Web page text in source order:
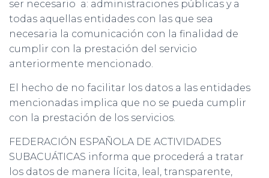
ser necesario a: administraciones públicas y a
todas aquellas entidades con las que sea
necesaria la comunicación con la finalidad de
cumplir con la prestación del servicio
anteriormente mencionado.
El hecho de no facilitar los datos a las entidades
mencionadas implica que no se pueda cumplir
con la prestación de los servicios.
FEDERACIÓN ESPAÑOLA DE ACTIVIDADES
SUBACUÁTICAS informa que procederá a tratar
los datos de manera lícita, leal, transparente,